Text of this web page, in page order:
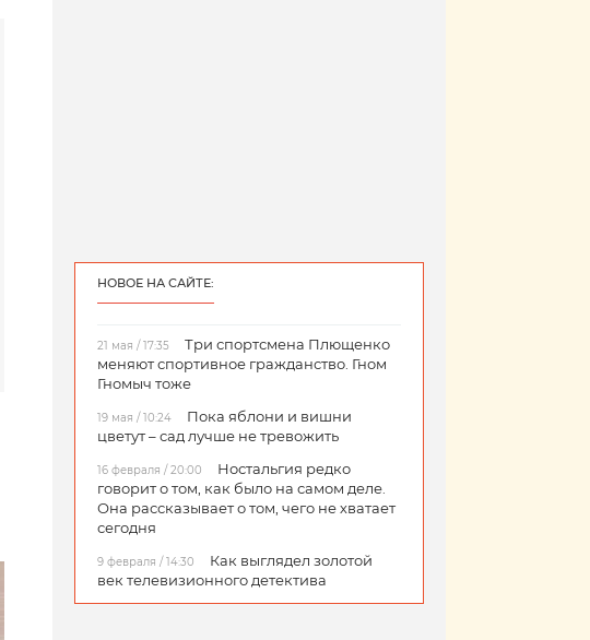
НОВОЕ НА САЙТЕ:
21 мая / 17:35
Три спортсмена Плющенко
меняют спортивное гражданство. Гном
Гномыч тоже
19 мая / 10:24
Пока яблони и вишни
цветут – сад лучше не тревожить
16 февраля / 20:00
Ностальгия редко
говорит о том, как было на самом деле.
Она рассказывает о том, чего не хватает
сегодня
9 февраля / 14:30
Как выглядел золотой
век телевизионного детектива